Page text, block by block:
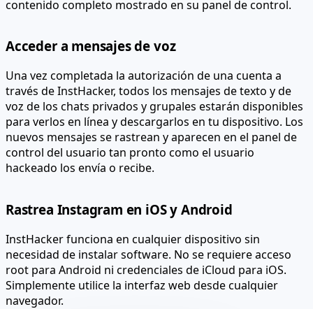
contenido completo mostrado en su panel de control.
Acceder a mensajes de voz
Una vez completada la autorización de una cuenta a
través de InstHacker, todos los mensajes de texto y de
voz de los chats privados y grupales estarán disponibles
para verlos en línea y descargarlos en tu dispositivo. Los
nuevos mensajes se rastrean y aparecen en el panel de
control del usuario tan pronto como el usuario
hackeado los envía o recibe.
Rastrea Instagram en iOS y Android
InstHacker funciona en cualquier dispositivo sin
necesidad de instalar software. No se requiere acceso
root para Android ni credenciales de iCloud para iOS.
Simplemente utilice la interfaz web desde cualquier
navegador.